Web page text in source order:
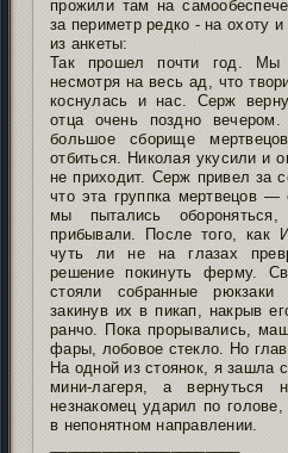
прожили там на
за периметр редко - на охоту и
из анкеты:
Так прошел почти год.
несмотря на весь ад, что
коснулась и нас. Серж
отца очень поздно
большое сборище
отбиться. Николая укусили и
не приходит. Серж привел за
что эта группка мертвецов —
мы пытались
прибывали. После того, как
чуть ли не на глазах
решение покинуть ферму.
стояли собранные
закинув их в пикап, накрыв
ранчо. Пока прорывались,
фары, лобовое стекло. Но
На одной из стоянок, я зашла
мини-лагеря, а вернуться
незнакомец ударил по
в непонятном направлении.